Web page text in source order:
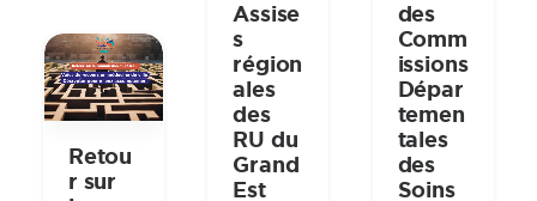
Assise
s
région
ales
des
RU du
Grand
Est
des
Comm
issions
Dépar
temen
tales
des
Soins
Retou
r sur